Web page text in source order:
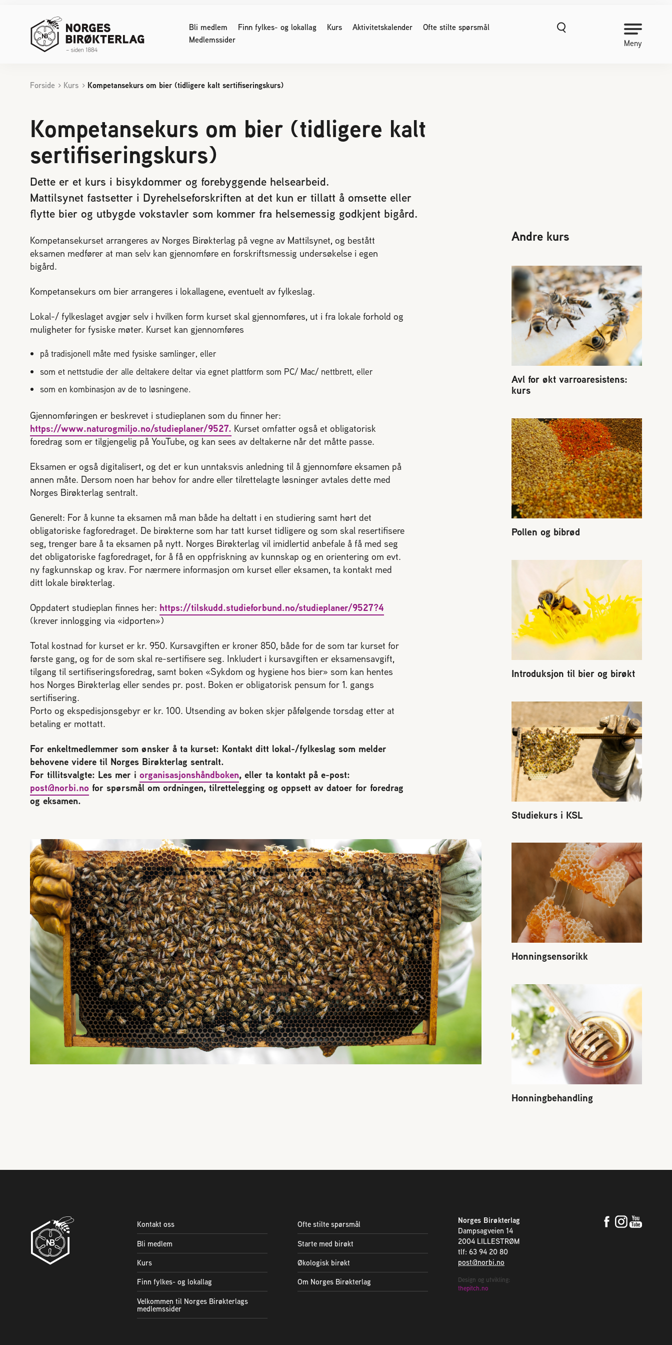
Bli medlem Finn fylkes- og lokallag Kurs Aktivitetskalender
Ofte stilte spørsmål
Medlemssider
Meny
Biene svermer
Bier kan skape konflikt
Reaksjon på bistikk
Bifolkets sammensetning
Pollinering
Birøktens historie
Konferanser og møter
Lover og regler
Sjekkliste for kjøp og salg av bier
Reinavlsområde og parestasjoner
Driftsteknikk
Sykdom hos bier
Døde eller svake bifolk
Pollinering
Norges Birøkterlags standpunkt
Birøkteren
Sukkeravgiftsrefusjon
Styreprotokoller/årsmøter
Vekter
utstyrsleverandører
Presse
Vedtekter
Foredrag og utadrettet virksomhet
Norges Birøkterlags standpunkt
STARTE MED BIER
Ofte stilte spørsmål
Sjekkliste for kjøp og salg av bier
Økologisk birøkt
MIN SIDE
Vi har skiftet medlemssystem!
Gå til rubic.no
klikk her
TEL 63 94 20 80
Forside Kurs Kompetansekurs om bier (tidligere kalt sertifiseringskurs)
Kompetansekurs om bier (tidligere kalt
sertifiseringskurs)
Dette er et kurs i bisykdommer og forebyggende helsearbeid.
Mattilsynet fastsetter i Dyrehelseforskriften at det kun er tillatt å omsette eller
flytte bier og utbygde vokstavler som kommer fra helsemessig godkjent bigård.
Kompetansekurset arrangeres av Norges Birøkterlag på vegne av Mattilsynet, og bestått
eksamen medfører at man selv kan gjennomføre en forskriftsmessig undersøkelse i egen
bigård.
Kompetansekurs om bier arrangeres i lokallagene, eventuelt av fylkeslag.
Lokal-/ fylkeslaget avgjør selv i hvilken form kurset skal gjennomføres, ut i fra lokale forhold og
muligheter for fysiske møter. Kurset kan gjennomføres
på tradisjonell måte med fysiske samlinger, eller
som et nettstudie der alle deltakere deltar via egnet plattform som PC/ Mac/ nettbrett, eller
som en kombinasjon av de to løsningene.
Gjennomføringen er beskrevet i studieplanen som du finner her:
https://www.naturogmiljo.no/studieplaner/9527. Kurset omfatter også et obligatorisk
foredrag som er tilgjengelig på YouTube, og kan sees av deltakerne når det måtte passe.
Eksamen er også digitalisert, og det er kun unntaksvis anledning til å gjennomføre eksamen på
annen måte. Dersom noen har behov for andre eller tilrettelagte løsninger avtales dette med
Norges Birøkterlag sentralt.
Generelt: For å kunne ta eksamen må man både ha deltatt i en studiering samt hørt det
obligatoriske fagforedraget. De birøkterne som har tatt kurset tidligere og som skal resertifisere
seg, trenger bare å ta eksamen på nytt. Norges Birøkterlag vil imidlertid anbefale å få med seg
det obligatoriske fagforedraget, for å få en oppfriskning av kunnskap og en orientering om evt.
ny fagkunnskap og krav. For nærmere informasjon om kurset eller eksamen, ta kontakt med
ditt lokale birøkterlag.
Oppdatert studieplan finnes her: https://tilskudd.studieforbund.no/studieplaner/9527?4
(krever innlogging via «idporten»)
Total kostnad for kurset er kr. 950. Kursavgiften er kroner 850, både for de som tar kurset for
første gang, og for de som skal re-sertifisere seg. Inkludert i kursavgiften er eksamensavgift,
tilgang til sertifiseringsforedrag, samt boken «Sykdom og hygiene hos bier» som kan hentes
hos Norges Birøkterlag eller sendes pr. post. Boken er obligatorisk pensum for 1. gangs
sertifisering.
Porto og ekspedisjonsgebyr er kr. 100. Utsending av boken skjer påfølgende torsdag etter at
betaling er mottatt.
For enkeltmedlemmer som ønsker å ta kurset: Kontakt ditt lokal-/fylkeslag som melder
behovene videre til Norges Birøkterlag sentralt.
For tillitsvalgte: Les mer i organisasjonshåndboken, eller ta kontakt på e-post:
post@norbi.no for spørsmål om ordningen, tilrettelegging og oppsett av datoer for foredrag
og eksamen.
Andre kurs
Avl for økt varroaresistens:
kurs
Pollen og bibrød
Introduksjon til bier og birøkt
Studiekurs i KSL
Honningsensorikk
Honningbehandling
Kontakt oss
Bli medlem
Kurs
Finn fylkes- og lokallag
Velkommen til Norges Birøkterlags
medlemssider
Ofte stilte spørsmål
Starte med birøkt
Økologisk birøkt
Om Norges Birøkterlag
Norges Birøkterlag
Dampsagveien 14
2004 LILLESTRØM
tlf: 63 94 20 80
post@norbi.no
Design og utvikling:
thepitch.no